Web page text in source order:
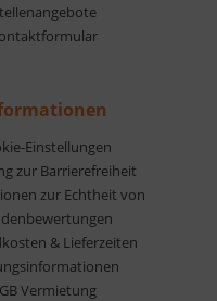
Einstellungen
zur Barrierefreiheit
zur Echtheit von
& Lieferzeiten
Vermietung